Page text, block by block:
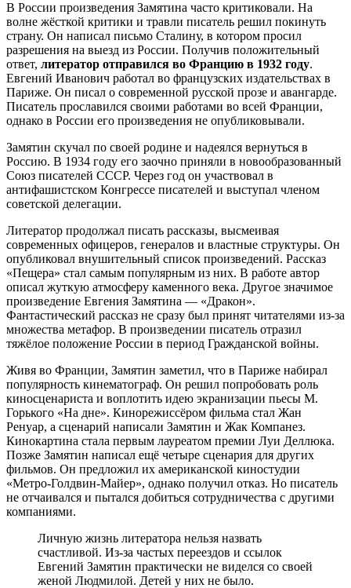
В России произведения Замятина часто критиковали. На
волне жёсткой критики и травли писатель решил покинуть
страну. Он написал письмо Сталину, в котором просил
разрешения на выезд из России. Получив положительный
ответ, литератор отправился во Францию в 1932 году.
Евгений Иванович работал во французских издательствах в
Париже. Он писал о современной русской прозе и авангарде.
Писатель прославился своими работами во всей Франции,
однако в России его произведения не опубликовывали.
Замятин скучал по своей родине и надеялся вернуться в
Россию. В 1934 году его заочно приняли в новообразованный
Союз писателей СССР. Через год он участвовал в
антифашистском Конгрессе писателей и выступал членом
советской делегации.
Литератор продолжал писать рассказы, высмеивая
современных офицеров, генералов и властные структуры. Он
опубликовал внушительный список произведений. Рассказ
«Пещера» стал самым популярным из них. В работе автор
описал жуткую атмосферу каменного века. Другое значимое
произведение Евгения Замятина — «Дракон».
Фантастический рассказ не сразу был принят читателями из-за
множества метафор. В произведении писатель отразил
тяжёлое положение России в период Гражданской войны.
Живя во Франции, Замятин заметил, что в Париже набирал
популярность кинематограф. Он решил попробовать роль
киносценариста и воплотить идею экранизации пьесы М.
Горького «На дне». Кинорежиссёром фильма стал Жан
Ренуар, а сценарий написали Замятин и Жак Компанез.
Кинокартина стала первым лауреатом премии Луи Деллюка.
Позже Замятин написал ещё четыре сценария для других
фильмов. Он предложил их американской киностудии
«Метро-Голдвин-Майер», однако получил отказ. Но писатель
не отчаивался и пытался добиться сотрудничества с другими
компаниями.
Личную жизнь литератора нельзя назвать
счастливой. Из-за частых переездов и ссылок
Евгений Замятин практически не виделся со своей
женой Людмилой. Детей у них не было.